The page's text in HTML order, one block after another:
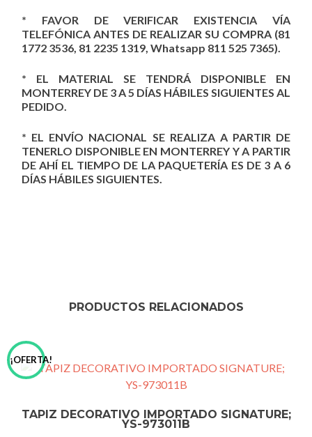
* FAVOR DE VERIFICAR EXISTENCIA VÍA
TELEFÓNICA ANTES DE REALIZAR SU COMPRA (81
1772 3536, 81 2235 1319, Whatsapp 811 525 7365).
* EL MATERIAL SE TENDRÁ DISPONIBLE EN
MONTERREY DE 3 A 5 DÍAS HÁBILES SIGUIENTES AL
PEDIDO.
* EL ENVÍO NACIONAL SE REALIZA A PARTIR DE
TENERLO DISPONIBLE EN MONTERREY Y A PARTIR
DE AHÍ EL TIEMPO DE LA PAQUETERÍA ES DE 3 A 6
DÍAS HÁBILES SIGUIENTES.
PRODUCTOS RELACIONADOS
¡OFERTA!
TAPIZ DECORATIVO IMPORTADO SIGNATURE;
YS-973011B